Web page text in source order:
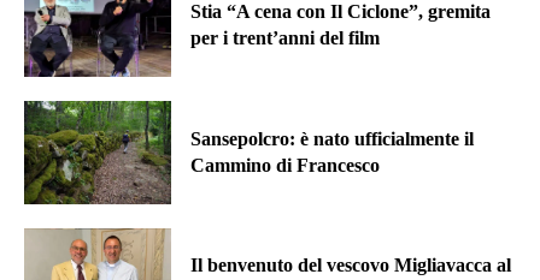
Stia “A cena con Il Ciclone”, gremita
per i trent’anni del film
Sansepolcro: è nato ufficialmente il
Cammino di Francesco
Il benvenuto del vescovo Migliavacca al